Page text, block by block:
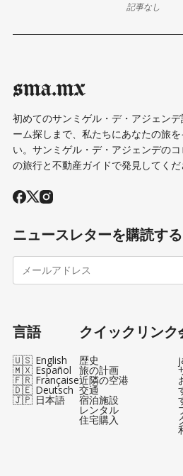
記事なし
sma.mx
初めてのサンミゲル・デ・アジェン
ーム探しまで、私たちにあなたの旅
い。サンミゲル・デ・アジェンデの
の旅行と不動産ガイドで発見してくだ
ニュースレターを購読する
言語
🇺🇸 English
🇲🇽 Español
🇫🇷 Française
🇩🇪 Deutsch
🇯🇵 日本語
クイックリンク
歴史
旅の計画
近隣の空港
交通
宿泊施設
レンタル
住宅購入